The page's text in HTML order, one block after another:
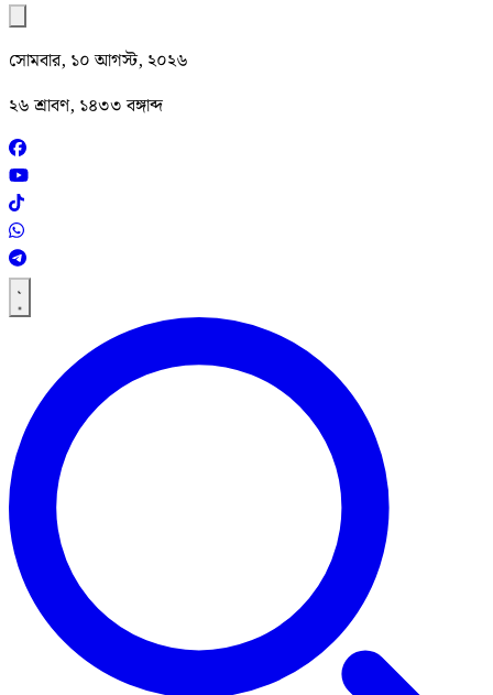
সোমবার, ১০ আগস্ট, ২০২৬
২৬ শ্রাবণ, ১৪৩৩ বঙ্গাব্দ